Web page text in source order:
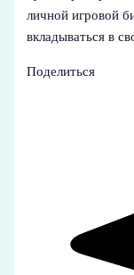
личной игровой
вкладываться в
Поделиться